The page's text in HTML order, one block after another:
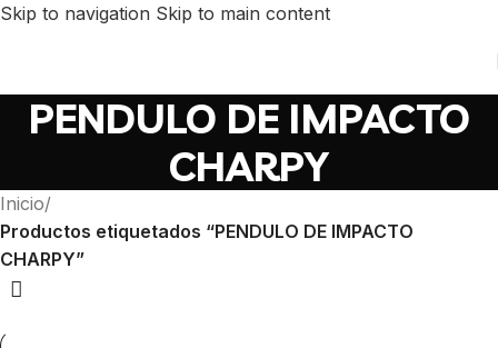
Skip to navigation Skip to main content
PENDULO DE IMPACTO
CHARPY
Inicio/
Productos etiquetados “PENDULO DE IMPACTO
CHARPY”